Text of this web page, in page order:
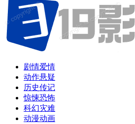
剧情爱情
动作悬疑
历史传记
惊悚恐怖
科幻灾难
动漫动画